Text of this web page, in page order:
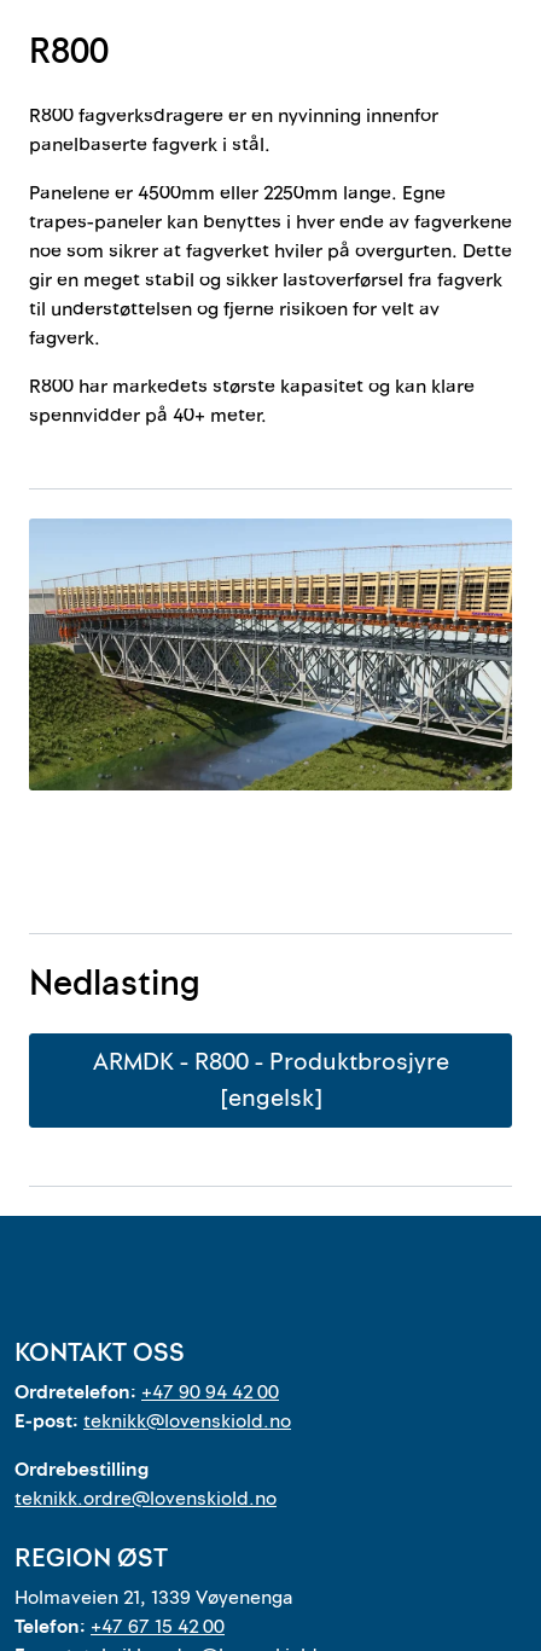
R800
R800 fagverksdragere er en nyvinning innenfor
panelbaserte fagverk i stål.
Panelene er 4500mm eller 2250mm lange. Egne
trapes-paneler kan benyttes i hver ende av fagverkene
noe som sikrer at fagverket hviler på overgurten. Dette
gir en meget stabil og sikker lastoverførsel fra fagverk
til understøttelsen og fjerne risikoen for velt av
fagverk.
R800 har markedets største kapasitet og kan klare
spennvidder på 40+ meter.
Nedlasting
ARMDK - R800 - Produktbrosjyre
[engelsk]
KONTAKT OSS
Ordretelefon: +47 90 94 42 00
E-post: teknikk@lovenskiold.no
Ordrebestilling
teknikk.ordre@lovenskiold.no
REGION ØST
Holmaveien 21, 1339 Vøyenenga
Telefon: +47 67 15 42 00
Trelast og finer
Vanntetting
Verktøy og tilbehør
Forskaling
Tjenester
Prosjekter
Kontakt